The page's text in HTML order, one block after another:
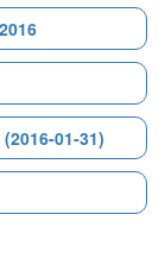
01-31)